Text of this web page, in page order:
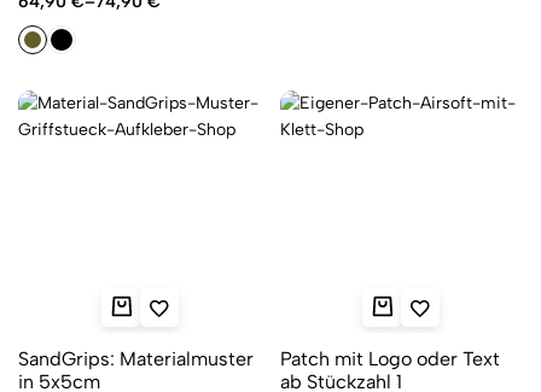
SandGrips: Materialmuster
in 5x5cm
Patch mit Logo oder Text
ab Stückzahl 1